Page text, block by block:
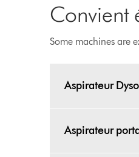
Convient
Some machines are
Aspirateur
Aspirateur